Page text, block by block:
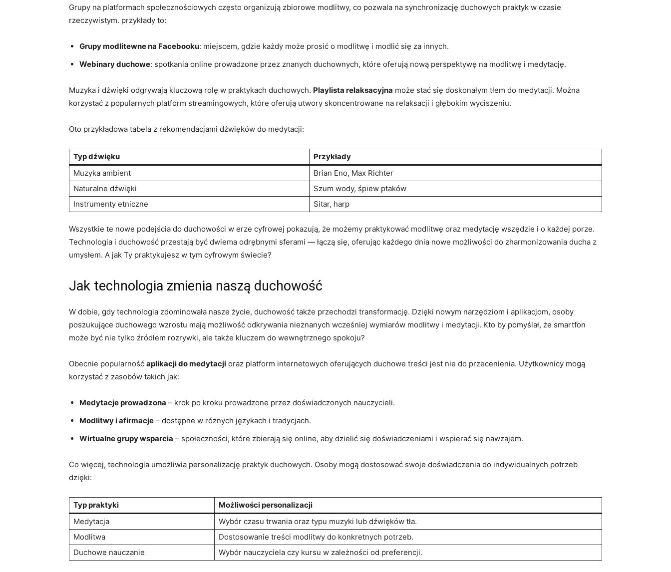
Grupy na platformach społecznościowych często organizują zbiorowe modlitwy, co pozwala na synchronizację duchowych praktyk w czasie
rzeczywistym. przykłady to:
Grupy modlitewne na Facebooku: miejscem, gdzie każdy może prosić ⁣o modlitwę i modlić się za‍ innych.
Webinary duchowe: spotkania online prowadzone przez znanych duchownych, które ⁢oferują nową perspektywę⁣ na modlitwę i medytację.
Muzyka i dźwięki odgrywają ⁣kluczową rolę w‍ praktykach duchowych. Playlista relaksacyjna może stać się doskonałym tłem do medytacji. Można
korzystać z popularnych platform streamingowych, które oferują⁤ utwory ⁢skoncentrowane na relaksacji ‍i głębokim wyciszeniu.
Oto przykładowa ‍tabela z rekomendacjami⁣ dźwięków do medytacji:
Typ dźwięku
Przykłady
Muzyka ambient
Brian Eno, ‍Max Richter
Naturalne dźwięki
Szum wody, śpiew ptaków
Instrumenty etniczne
Sitar, harp
Wszystkie te nowe podejścia​ do duchowości w erze cyfrowej pokazują, że możemy praktykować modlitwę oraz medytację wszędzie i o każdej porze.
Technologia ‌i duchowość przestają być dwiema odrębnymi sferami — łączą się, oferując każdego​ dnia nowe⁢ możliwości ​do zharmonizowania ducha z
umysłem. A jak Ty praktykujesz w tym cyfrowym świecie?
Jak technologia zmienia naszą duchowość
W dobie, gdy technologia zdominowała‍ nasze życie, duchowość także przechodzi transformację. Dzięki ‌nowym narzędziom i aplikacjom, osoby
poszukujące duchowego wzrostu mają możliwość odkrywania nieznanych wcześniej wymiarów modlitwy i medytacji. Kto⁢ by ⁢pomyślał, że smartfon⁣
może być nie tylko źródłem rozrywki, ale także kluczem do ​wewnętrznego ​spokoju?
Obecnie popularność aplikacji do medytacji oraz ⁣platform internetowych oferujących duchowe treści jest nie do przecenienia. Użytkownicy mogą
korzystać z zasobów takich jak:
Medytacje prowadzona – krok po ⁢kroku prowadzone przez doświadczonych ​nauczycieli.
Modlitwy i afirmacje – dostępne‍ w różnych językach i tradycjach.
Wirtualne grupy wsparcia – społeczności, które zbierają się online,‌ aby dzielić się doświadczeniami i wspierać się nawzajem.
Co więcej, ‌technologia umożliwia personalizację praktyk duchowych. Osoby mogą dostosować swoje doświadczenia do indywidualnych potrzeb
dzięki:
Typ praktyki
Możliwości ‍personalizacji
Medytacja
Wybór czasu trwania oraz typu muzyki lub dźwięków tła.
Modlitwa
Dostosowanie treści modlitwy do ⁢konkretnych potrzeb.
Duchowe nauczanie
Wybór nauczyciela czy kursu w zależności ‌od​ preferencji.